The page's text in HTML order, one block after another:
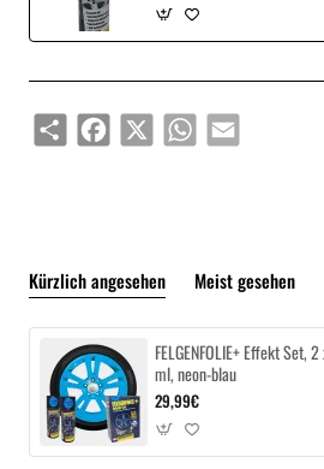
ShareFacebook
X WhatsAppEmail
Kürzlich angesehen Meist gesehen
FELGENFOLIE+ Effekt Set,
ml, neon-blau
29,99€